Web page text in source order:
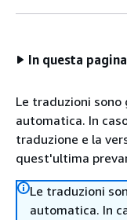
In questa pagina
Le traduzioni
automatica. In
traduzione e la
quest'ultima
Le traduzioni
automatica. In